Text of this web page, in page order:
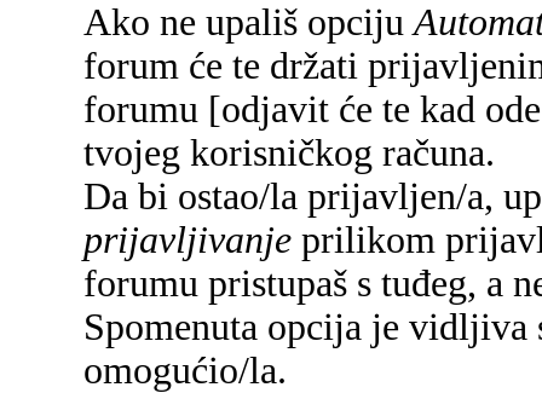
Ako ne upališ opciju
forum će te držati
forumu [odjavit će te kad
tvojeg korisničkog računa.
Da bi ostao/la prijavljen/a,
prijavljivanje prilikom
forumu pristupaš s tuđeg, a
Spomenuta opcija je
omogućio/la.